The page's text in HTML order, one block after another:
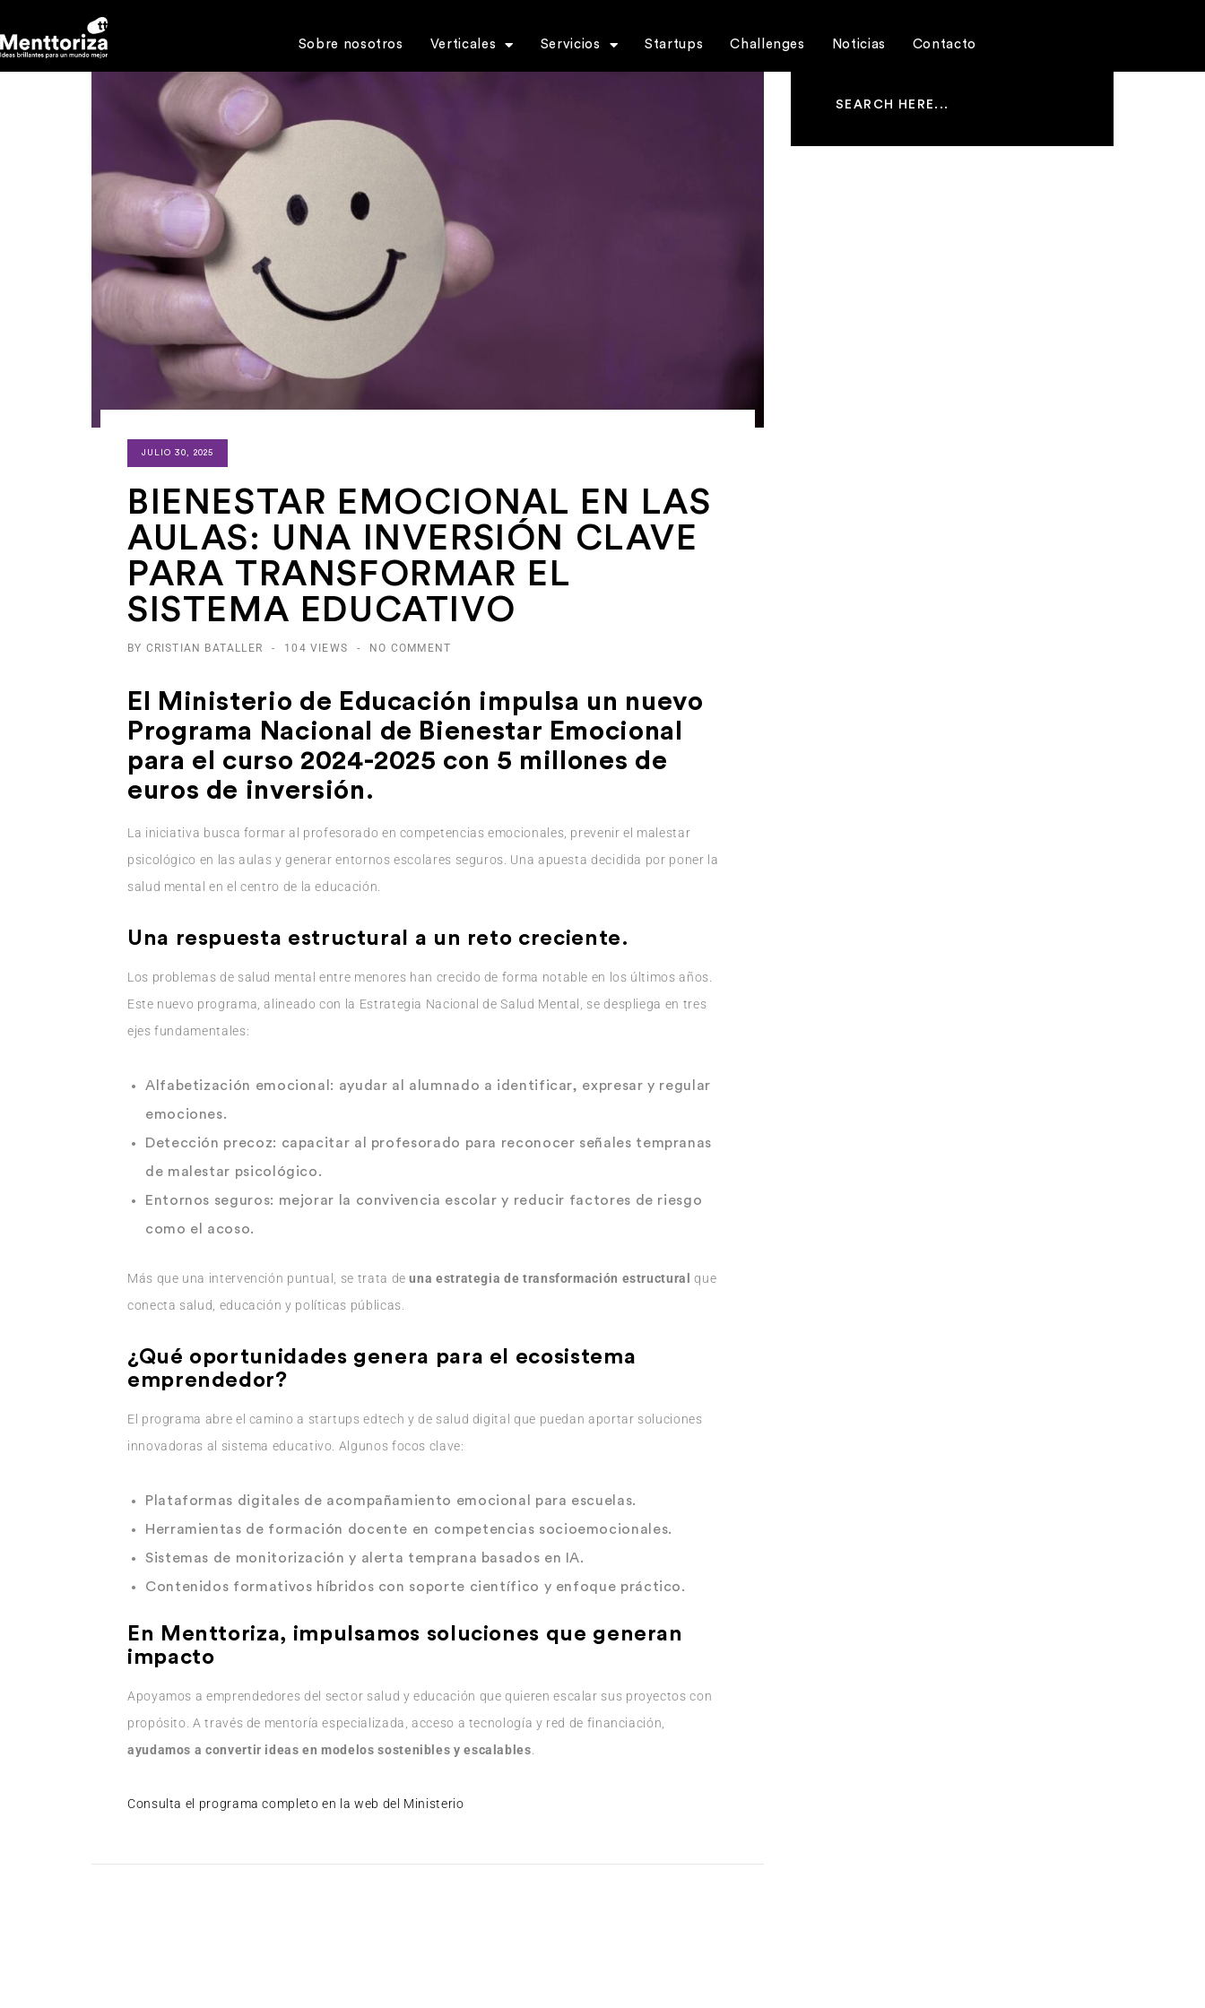
Sobre nosotros Verticales Servicios Startups Challenges Noticias Contacto
JULIO 30, 2025
BIENESTAR EMOCIONAL EN LAS
AULAS: UNA INVERSIÓN CLAVE
PARA TRANSFORMAR EL
SISTEMA EDUCATIVO
BY CRISTIAN BATALLER - 104 VIEWS - NO COMMENT
El Ministerio de Educación impulsa un nuevo
Programa Nacional de Bienestar Emocional
para el curso 2024-2025 con 5 millones de
euros de inversión.
La iniciativa busca formar al profesorado en competencias emocionales, prevenir el malestar
psicológico en las aulas y generar entornos escolares seguros. Una apuesta decidida por poner la
salud mental en el centro de la educación.
Una respuesta estructural a un reto creciente.
Los problemas de salud mental entre menores han crecido de forma notable en los últimos años.
Este nuevo programa, alineado con la Estrategia Nacional de Salud Mental, se despliega en tres
ejes fundamentales:
Alfabetización emocional : ayudar al alumnado a identificar, expresar y regular
emociones.
Detección precoz: capacitar al profesorado para reconocer señales tempranas
de malestar psicológico.
Entornos seguros: mejorar la convivencia escolar y reducir factores de riesgo
como el acoso.
Más que una intervención puntual, se trata deuna estrategia de transformación estructural
que
conecta salud, educación y políticas públicas.
¿Qué oportunidades genera para el ecosistema
emprendedor?
El programa abre el camino a startups edtech y de salud digital que puedan aportar soluciones
innovadoras al sistema educativo. Algunos focos clave:
Plataformas digitales de acompañamiento emocional para escuelas.
Herramientas de formación docente en competencias socioemocionales.
Sistemas de monitorización y alerta temprana basados en IA.
Contenidos formativos híbridos con soporte científico y enfoque práctico.
En Menttoriza, impulsamos soluciones que generan
impacto
Apoyamos a emprendedores del sector salud y educación que quieren escalar sus proyectos con
propósito. A través de mentoría especializada, acceso a tecnología y red de financiación,
ayudamos a convertir ideas en modelos sostenibles y escalables
Consulta el programa completo en la web del Ministerio